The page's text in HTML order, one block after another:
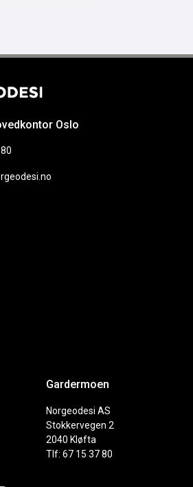
Oslo
Gardermoen
Norgeodesi AS
Stokkervegen 2
2040 Kløfta
Tlf: 67 15 37 80